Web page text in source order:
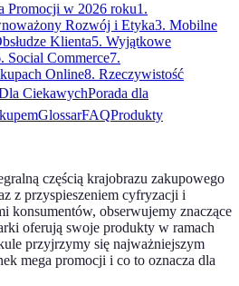
Promocji w 2026 roku1.
Rozwój i Etyka3. Mobilne
Klienta5. Wyjątkowe
Social Commerce7.
Online8. Rzeczywistość
CiekawychPorada dla
GlossarFAQProdukty
częścią krajobrazu zakupowego
z przyspieszeniem cyfryzacji i
konsumentów, obserwujemy znaczące
oferują swoje produkty w ramach
przyjrzymy się najważniejszym
mega promocji i co to oznacza dla